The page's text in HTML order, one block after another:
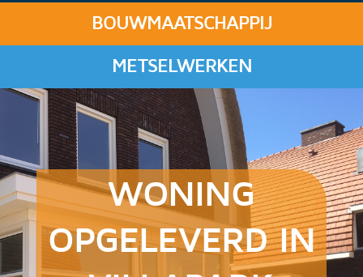
BOUWMAATSCHAPPIJ
METSELWERKEN
WONING
OPGELEVERD IN